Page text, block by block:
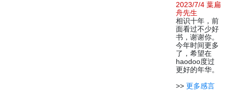
2023/7/4 葉扁
舟先生
相识十年，前
面看过不少好
书，谢谢你。
今年时间更多
了，希望在
haodoo度过
更好的年华。
>> 更多感言